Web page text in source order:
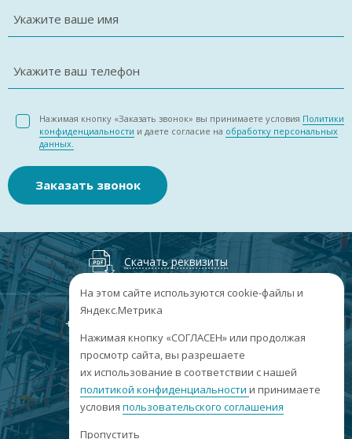
Укажите ваше имя
Укажите ваш телефон
Нажимая кнопку «Заказать звонок» вы принимаете условия Политики
конфиденциальности и даете согласие на обработку персональных
данных.
Заказать звонок
Скачать реквизиты
+7
г. Барнаул, пр. Ленина, 158А, Н1/204
пн-пт: 09:00-17:00
сб-вс: выходные
info@sibar22.ru
На этом сайте используются cookie-файлы и
Яндекс.Метрика
Нажимая кнопку «СОГЛАСЕН» или продолжая
просмотр сайта, вы разрешаете
их использование в соответствии с нашей
политикой конфиденциальности и принимаете
условия пользовательского соглашения
Пропустить